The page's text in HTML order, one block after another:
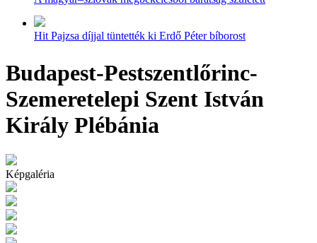
Hit Pajzsa díjjal tüntették ki Erdő Péter bíborost
Budapest-Pestszentlőrinc-
Szemeretelepi Szent István
Király Plébánia
Képgaléria